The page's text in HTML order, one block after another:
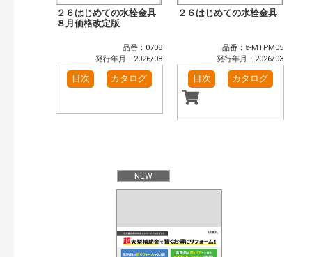
インテリア建材（7）
エクステリア（3）
タイル建材（4）
小型電気温水器（1）
水栓金具（3）
太陽光発電・屋根・外壁（1）
その他（2）
発行年で検索
２６はじめての水栓金具
８月価格改定版
品番：0708
発行年月：2026/08
目次 カタログ
２６はじめての水栓金具
品番：ｾ-MTPM05
発行年月：2026/03
目次 カタログ
NEW